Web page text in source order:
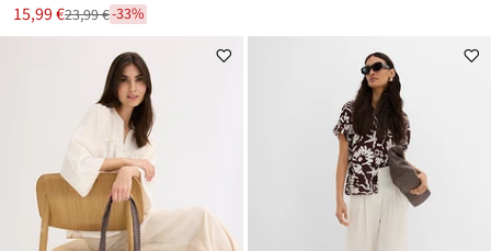
Nová
cena
15,99 €
Zľava 23,99 €-33%